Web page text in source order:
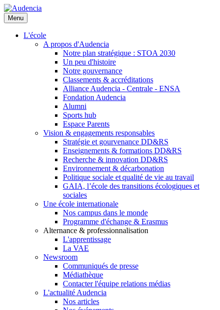
Aller
au
contenu
principal
Menu
L'école
A propos d'Audencia
Notre plan stratégique : STOA 2030
Un peu d'histoire
Notre gouvernance
Classements & accréditations
Alliance Audencia - Centrale - ENSA
Fondation Audencia
Alumni
Sports hub
Espace Parents
Vision & engagements responsables
Stratégie et gourvenance DD&RS
Enseignements & formations DD&RS
Recherche & innovation DD&RS
Environnement & décarbonation
Politique sociale et qualité de vie au travail
GAIA, l’école des transitions écologiques et
sociales
Une école internationale
Nos campus dans le monde
Programme d'échange & Erasmus
Alternance & professionnalisation
L'apprentissage
La VAE
Newsroom
Communiqués de presse
Médiathèque
Contacter l'équipe relations médias
L'actualité Audencia
Nos articles